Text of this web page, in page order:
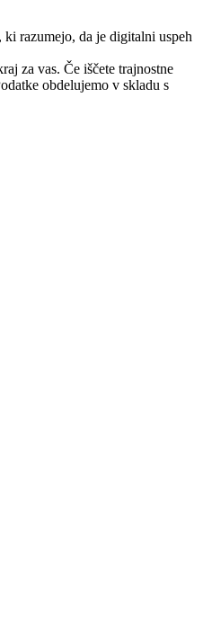
ki razumejo, da je digitalni uspeh
za vas. Če iščete trajnostne
obdelujemo v skladu s